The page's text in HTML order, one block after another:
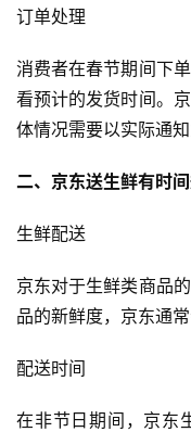
订单处理
消费者在春节期间下
看预计的发货时间。
体情况需要以实际通知
二、京东送生鲜有时间
生鲜配送
京东对于生鲜类商品
品的新鲜度，京东通
配送时间
在非节日期间，京东